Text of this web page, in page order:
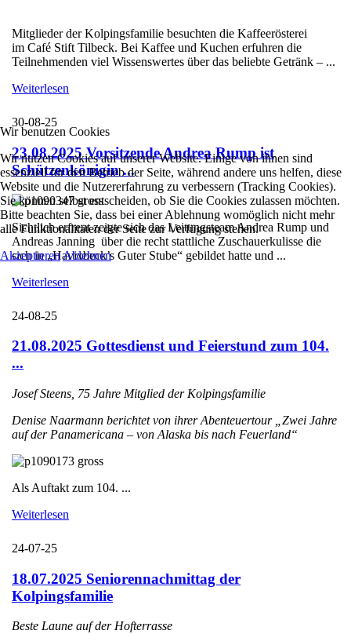
Mitglieder der Kolpingsfamilie besuchten die Kaffeerösterei
im Café Stift Tilbeck. Bei Kaffee und Kuchen erfuhren die
Teilnehmenden viel Wissenswertes über das beliebte Getränk – ...
Weiterlesen
30-08-25
23.08.2025 Vorsitzende Andrea Rump ist
Schützenkönigin ...
Sichtlich erfreut zeigte sich das Leitungsteam Andrea Rump und
Andreas Janning über die recht stattliche Zuschauerkulisse die
sich in „Havixbeck’s Guter Stube“ gebildet hatte und ...
Weiterlesen
24-08-25
21.08.2025 Gottesdienst und Feierstund zum 104.
...
Josef Steens, 75 Jahre Mitglied der Kolpingsfamilie
Denise Naarmann berichtet von ihrer Abenteuertour „Zwei Jahre
auf der Panamericana – von Alaska bis nach Feuerland“
Als Auftakt zum 104. ...
Weiterlesen
24-07-25
18.07.2025 Seniorennachmittag der
Kolpingsfamilie
Beste Laune auf der Hofterrasse
Wir benutzen Cookies
Wir nutzen Cookies auf unserer Website. Einige von ihnen sind
essenziell für den Betrieb der Seite, während andere uns helfen, diese
Website und die Nutzererfahrung zu verbessern (Tracking Cookies).
Sie können selbst entscheiden, ob Sie die Cookies zulassen möchten.
Bitte beachten Sie, dass bei einer Ablehnung womöglich nicht mehr
alle Funktionalitäten der Seite zur Verfügung stehen.
AkzeptierenAblehnen